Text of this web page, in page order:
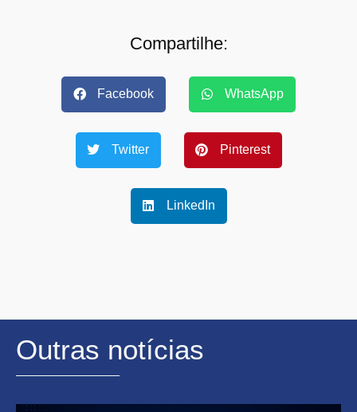
Compartilhe:
Facebook WhatsApp
Twitter Pinterest
LinkedIn
Outras notícias